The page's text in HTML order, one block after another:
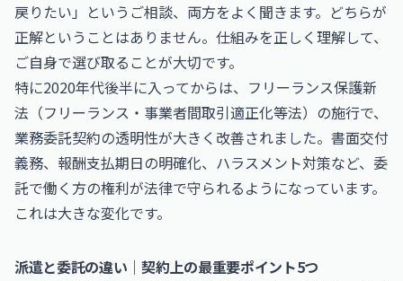
戻りたい」というご相談、両方をよく聞きます。どちらが
正解ということはありません。仕組みを正しく理解して、
ご自身で選び取ることが大切です。
特に2020年代後半に入ってからは、フリーランス保護新
法（フリーランス・事業者間取引適正化等法）の施行で、
業務委託契約の透明性が大きく改善されました。書面交付
義務、報酬支払期日の明確化、ハラスメント対策など、委
託で働く方の権利が法律で守られるようになっています。
これは大きな変化です。
派遣と委託の違い｜契約上の最重要ポイント5つ